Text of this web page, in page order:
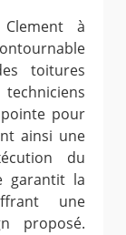
à
toitures
pour
ainsi une
du
garantit la
une
proposé.